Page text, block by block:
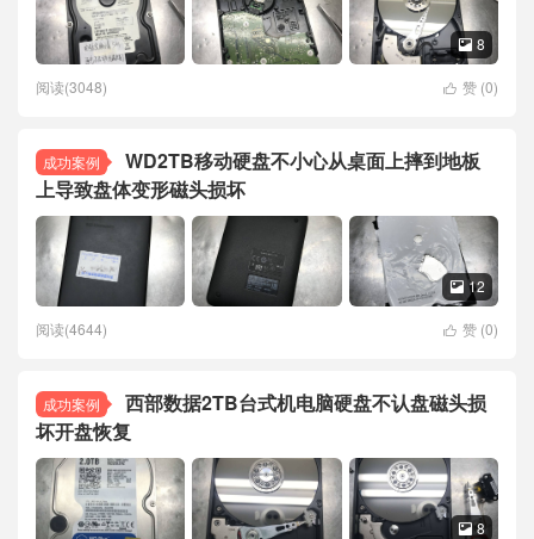
 8
 赞 (0)
阅读(3048)
成功案例
WD2TB移动硬盘不小心从桌面上摔到地板
上导致盘体变形磁头损坏
 12
 赞 (0)
阅读(4644)
成功案例
西部数据2TB台式机电脑硬盘不认盘磁头损
坏开盘恢复
 8